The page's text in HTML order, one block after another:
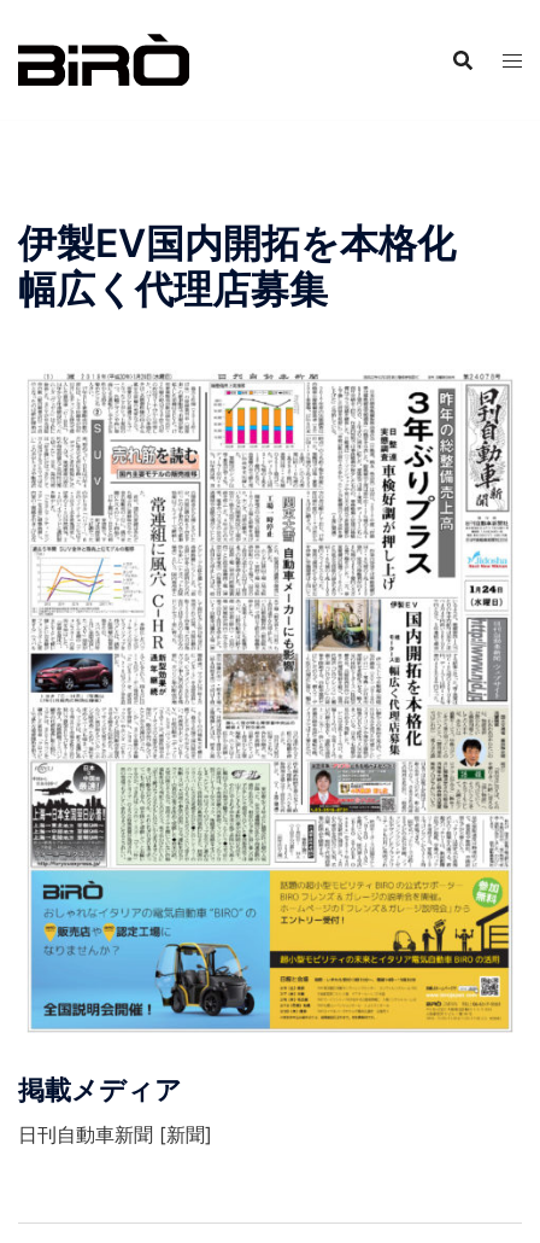
伊製EV国内開拓を本格化
幅広く代理店募集
掲載メディア
日刊自動車新聞 [新聞]